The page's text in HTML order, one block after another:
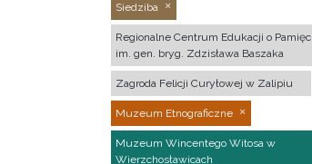
Siedziba
Regionalne Centrum Edukacji o Pamięci
im. gen. bryg. Zdzisława Baszaka
Zagroda Felicji Curyłowej w Zalipiu
Muzeum Etnograficzne
Muzeum Wincentego Witosa w
Wierzchosławicach